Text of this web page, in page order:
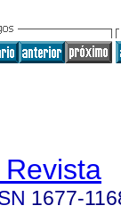
1677-